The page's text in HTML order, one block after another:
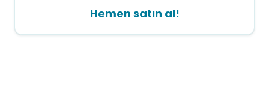
Hemen satın al!